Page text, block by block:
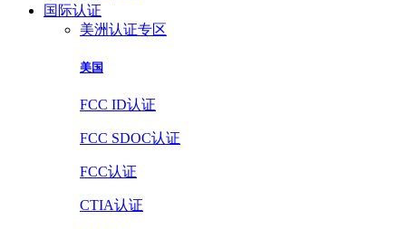
国际认证
美洲认证专区
美国
FCC ID认证
FCC SDOC认证
FCC认证
CTIA认证